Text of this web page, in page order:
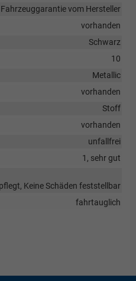
Fahrzeuggarantie vom Hersteller
vorhanden
Schwarz
10
Metallic
vorhanden
Stoff
vorhanden
unfallfrei
1, sehr gut
Keine Schäden feststellbar
fahrtauglich